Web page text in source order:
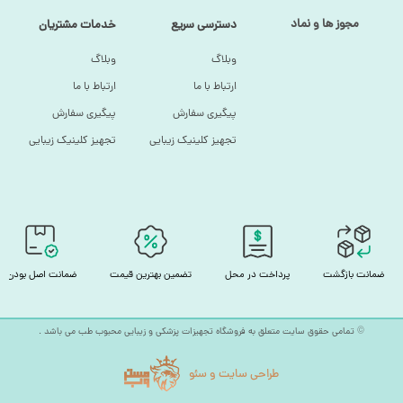
برای دیدن نمونه بیشتر محصولات بهپیج اینستاگرام مراجعه فرمایید مجوز ها و نماد دسترسی سریع
وبلاگ
ارتباط با ما
پیگیری سفارش
تجهیز کلینیک زیبایی
خدمات مشتریان
وبلاگ
ارتباط با ما
پیگیری سفارش
تجهیز کلینیک زیبایی
پرداخت در محل تضمین بهترین قیمت ضمانت اصل بودن ارسال به تمام
© تمامی حقوق سایت متعلق به فروشگاه تجهیزات پزشکی و زیبایی محبوب طب می باشد .
طراحی سایت و سئو